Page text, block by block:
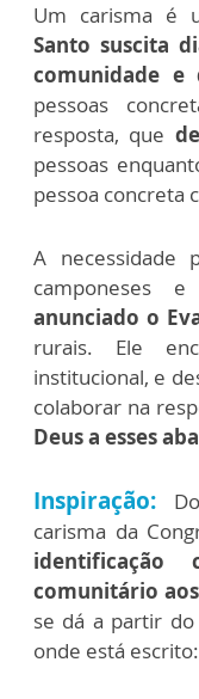
Um carisma é
Santo suscita
comunidade e
pessoas
resposta, que
pessoas
pessoa concreta
A necessidade
camponeses
anunciado o
rurais. Ele
institucional, e
colaborar na
Deus a esses
Inspiração:
carisma da
identificação
comunitário
se dá a partir do
onde está escrito: